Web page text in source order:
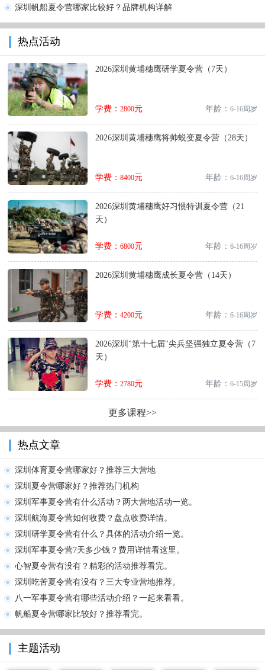
深圳帆船夏令营哪家比较好？品牌机构详解
热点活动
2026深圳黄埔穗鹰研学夏令营（7天）
学费： 2800元 年龄： 6-16周岁
2026深圳黄埔穗鹰将帅蜕变夏令营（28天）
学费： 8400元 年龄： 6-16周岁
2026深圳黄埔穗鹰好习惯特训夏令营（21
天）
学费： 6800元 年龄： 6-16周岁
2026深圳黄埔穗鹰成长夏令营（14天）
学费： 4200元 年龄： 6-16周岁
2026深圳"第十七届"尖兵坚强独立夏令营（7
天）
学费： 2780元 年龄： 6-15周岁
更多课程>>
热点文章
深圳体育夏令营哪家好？推荐三大营地
深圳夏令营哪家好？推荐热门机构
深圳军事夏令营有什么活动？两大营地活动一览。
深圳航海夏令营如何收费？盘点收费详情。
深圳研学夏令营有什么？具体的活动介绍一览。
深圳军事夏令营7天多少钱？费用详情看这里。
心智夏令营有没有？精彩的活动推荐看完。
深圳吃苦夏令营有没有？三大专业营地推荐。
八一军事夏令营有哪些活动介绍？一起来看看。
帆船夏令营哪家比较好？推荐看完。
主题活动